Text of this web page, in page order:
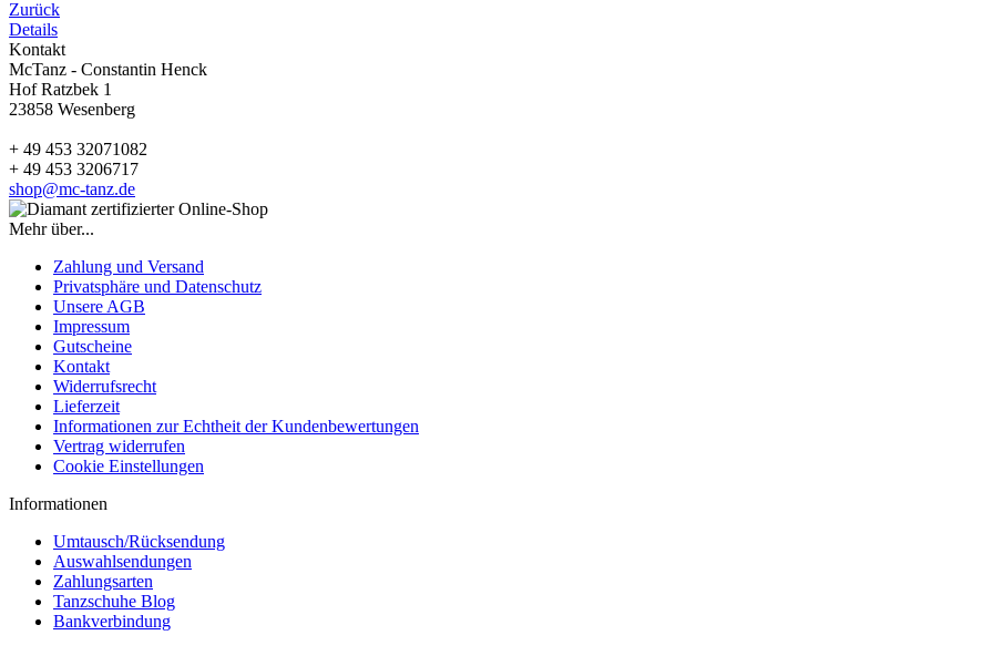
Zurück
Details
Kontakt
McTanz - Constantin Henck
Hof Ratzbek 1
23858 Wesenberg
+ 49 453 32071082
+ 49 453 3206717
shop@mc-tanz.de
Mehr über...
Zahlung und Versand
Privatsphäre und Datenschutz
Unsere AGB
Impressum
Gutscheine
Kontakt
Widerrufsrecht
Lieferzeit
Informationen zur Echtheit der Kundenbewertungen
Vertrag widerrufen
Cookie Einstellungen
Informationen
Umtausch/Rücksendung
Auswahlsendungen
Zahlungsarten
Tanzschuhe Blog
Bankverbindung